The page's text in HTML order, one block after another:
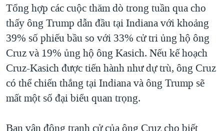
Tổng hợp các cuộc thăm dò trong tuần qua cho
thấy ông Trump dẫn đầu tại Indiana với khoảng
39% số phiếu bầu so với 33% cử tri ủng hộ ông
Cruz và 19% ủng hộ ông Kasich. Nếu kế hoạch
Cruz-Kasich được tiến hành như dự trù, ông Cruz
có thể chiến thắng tại Indiana và ông Trump sẽ
mất một số đại biểu quan trọng.
Ban vận động tranh cử của ông Cruz cho biết